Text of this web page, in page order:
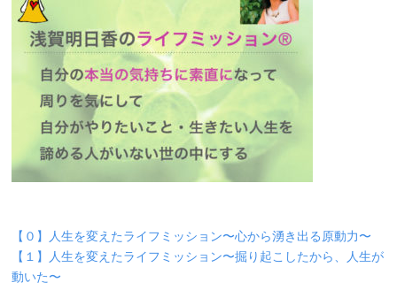
【０】人生を変えたライフミッション〜心から湧き出る原動力〜
【１】人生を変えたライフミッション〜掘り起こしたから、人生が
動いた〜